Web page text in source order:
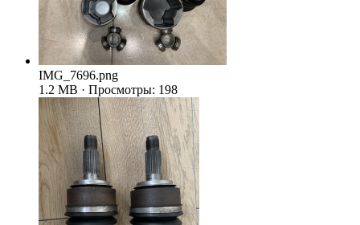
IMG_7696.png
1.2 MB · Просмотры: 198